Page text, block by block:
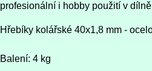
profesionální i hobby použití v
Hřebíky kolářské 40x1,8 mm -
Balení: 4 kg